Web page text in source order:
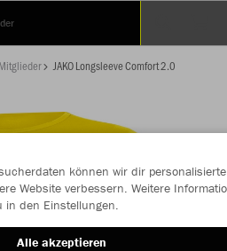
JAKO Longsleeve Comfort 2.0
können wir dir personalisierte
Website verbessern. Weitere
in den Einstellungen.
Alle akzeptieren